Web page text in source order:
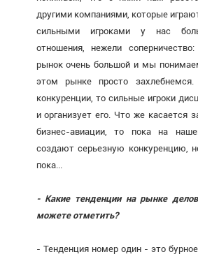
другими компаниями, которые
сильными игроками у нас
отношения, нежели
рынок очень большой и мы
этом рынке просто
конкуренции, то сильные игроки
и организует его. Что же касается
бизнес-авиации, то пока на
создают серьезную конкуренцию,
пока...
- Какие тенденции на рынке
можете отметить?
- Тенденция номер один - это